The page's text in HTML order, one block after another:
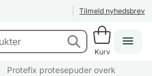
Tilmeld nyhedsbrev
Kurv
Protefix protesepuder overk